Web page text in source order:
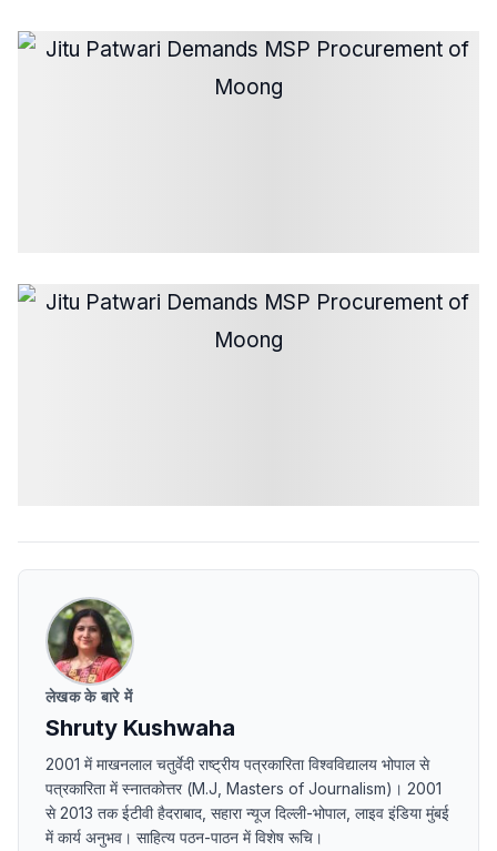
लेखक के बारे में
Shruty Kushwaha
2001 में माखनलाल चतुर्वेदी राष्ट्रीय पत्रकारिता विश्वविद्यालय भोपाल से
पत्रकारिता में स्नातकोत्तर (M.J, Masters of Journalism)। 2001
से 2013 तक ईटीवी हैदराबाद, सहारा न्यूज दिल्ली-भोपाल, लाइव इंडिया मुंबई
में कार्य अनुभव। साहित्य पठन-पाठन में विशेष रूचि।